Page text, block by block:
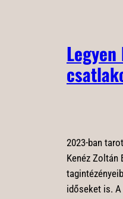
2023-ban
Kenéz
időseket is.